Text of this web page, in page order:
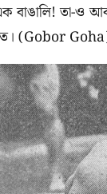
বাঙালি! তা-ও
(Gobor